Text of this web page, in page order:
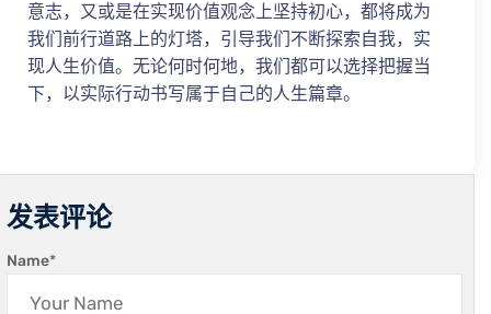
意志，又或是在实现价值观念上坚持初心，都将成为
我们前行道路上的灯塔，引导我们不断探索自我，实
现人生价值。无论何时何地，我们都可以选择把握当
下，以实际行动书写属于自己的人生篇章。
发表评论
Name*